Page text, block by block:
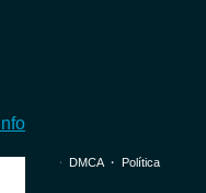
・ DMCA・ Política
Info